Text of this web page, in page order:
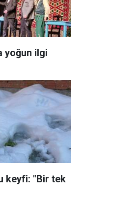
yoğun ilgi
keyfi: "Bir tek